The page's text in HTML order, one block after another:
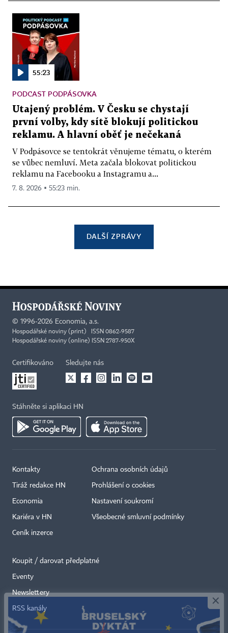
55:23
PODCAST PODPÁSOVKA
Utajený problém. V Česku se chystají
první volby, kdy sítě blokují politickou
reklamu. A hlavní oběť je nečekaná
V Podpásovce se tentokrát věnujeme tématu, o kterém
se vůbec nemluví. Meta začala blokovat politickou
reklamu na Facebooku a Instagramu a...
7. 8. 2026 ▪ 55:23 min.
DALŠÍ ZPRÁVY
© 1996-2026 Economia, a.s.
Hospodářské noviny (print) ISSN 0862-9587
Hospodářské noviny (online) ISSN 2787-950X
Certifikováno Sledujte nás
Stáhněte si aplikaci HN
Kontakty
Tiráž redakce HN
Economia
Kariéra v HN
Ceník inzerce
Ochrana osobních údajů
Prohlášení o cookies
Nastavení soukromí
Všeobecné smluvní podmínky
Koupit / darovat předplatné
Eventy
Newslettery
RSS kanály